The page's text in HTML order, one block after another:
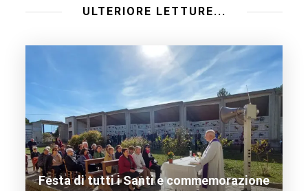
ULTERIORE LETTURE...
Festa di tutti i Santi e commemorazione